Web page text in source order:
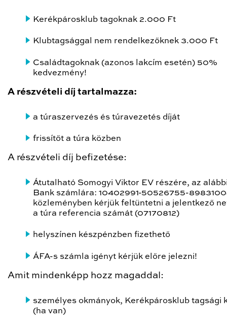
Kerékpárosklub tagoknak 2.000 Ft
Klubtagsággal nem rendelkezőknek 3.000 Ft
Családtagoknak (azonos lakcím esetén) 50%
kedvezmény!
A részvételi díj tartalmazza:
a túraszervezés és túravezetés díját
frissítőt a túra közben
A részvételi díj befizetése:
Átutalható Somogyi Viktor EV részére, az
Bank számlára: 10402991-50526755-
közleményben kérjük feltüntetni a jelentkező
a túra referencia számát (07170812)
helyszínen készpénzben fizethető
ÁFA-s számla igényt kérjük előre jelezni!
Amit mindenképp hozz magaddal:
személyes okmányok, Kerékpárosklub tagsági
(ha van)